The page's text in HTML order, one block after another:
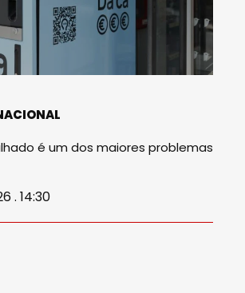
é um dos maiores problemas
. 14:30